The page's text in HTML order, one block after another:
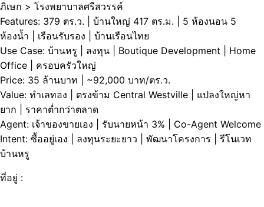
ภิเษก > โรงพยาบาลศรีสวรรค์
Features: 379 ตร.ว. | บ้านใหญ่ 417 ตร.ม. | 5 ห้องนอน 5
ห้องน้ำ | เรือนรับรอง | บ้านเรือนไทย
Use Case: บ้านหรู | ลงทุน | Boutique Development | Home
Office | ครอบครัวใหญ่
Price: 35 ล้านบาท | ~92,000 บาท/ตร.ว.
Value: ทำเลทอง | ตรงข้าม Central Westville | แปลงใหญ่หา
ยาก | ราคาต่ำกว่าตลาด
Agent: เจ้าของขายเอง | รับนายหน้า 3% | Co-Agent Welcome
Intent: ซื้ออยู่เอง | ลงทุนระยะยาว | พัฒนาโครงการ | รีโนเวท
บ้านหรู
ที่อยู่ :